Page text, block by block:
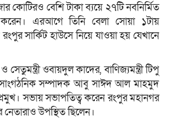
কোটিরও বেশি টাকা ব্যয়ে ২৭টি নবনির্মিত
করেন। এরআগে তিনি বেলা সোয়া ১টায়
সার্কিট হাউসে নিয়ে যাওয়া হয় যেখানে
ওবায়দুল কাদের, বাণিজ্যমন্ত্রী টিপু
সাংগঠনিক সম্পাদক আবু সাঈদ আল মাহমুদ
সভায় সভাপতিত্ব করেন রংপুর মহানগর
উপস্থিত ছিলেন।